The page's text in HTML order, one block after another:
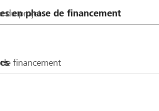
du projet
de financement